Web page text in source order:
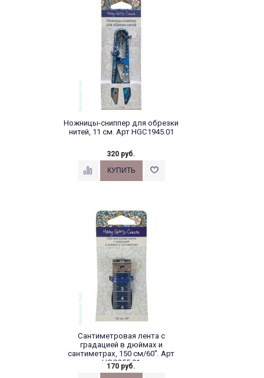
Ножницы-сниппер для обрезки
нитей, 11 см. Арт HGC1945.01
320 руб.
Сантиметровая лента с
градацией в дюймах и
сантиметрах, 150 см/60". Арт
HGC255.01
170 руб.